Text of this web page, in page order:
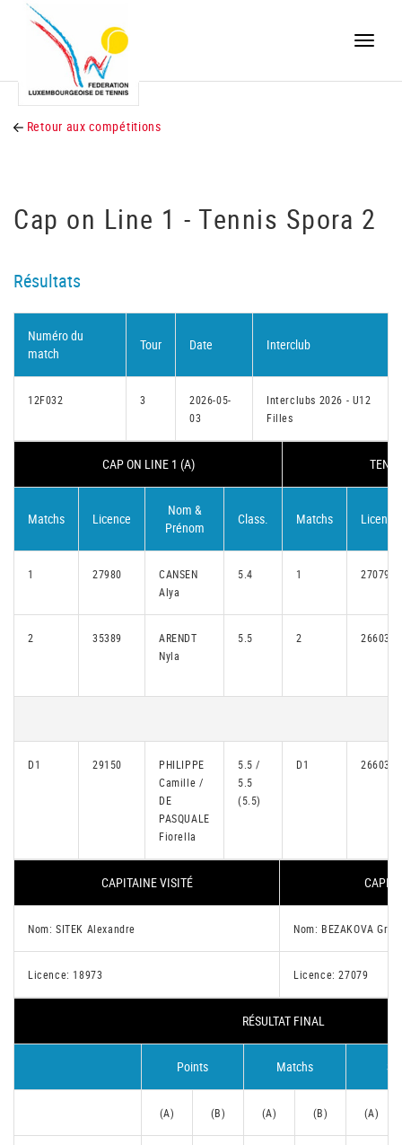
Toggle
Retour aux compétitions
Cap on Line 1 - Tennis Spora 2
Résultats
Numéro du
match
Tour Date Interclub
12F032 3
2026-05-
03
Interclubs 2026 - U12
Filles
CAP ON LINE 1 (A)
Matchs Licence
Nom &
Prénom
Class. Matchs Licence
1 27980
CANSEN
Alya
5.4 1 27079
2 35389
ARENDT
Nyla
5.5 2 26603
D1 29150
PHILIPPE
Camille /
DE
PASQUALE
Fiorella
5.5 /
5.5
(5.5)
D1 26603
CAPITAINE VISITÉ
Nom: SITEK Alexandre Nom: BEZAKOVA
Licence: 18973 Licence: 27079
RÉSULTAT FINAL
Points Matchs
(A) (B) (A) (B) (A)